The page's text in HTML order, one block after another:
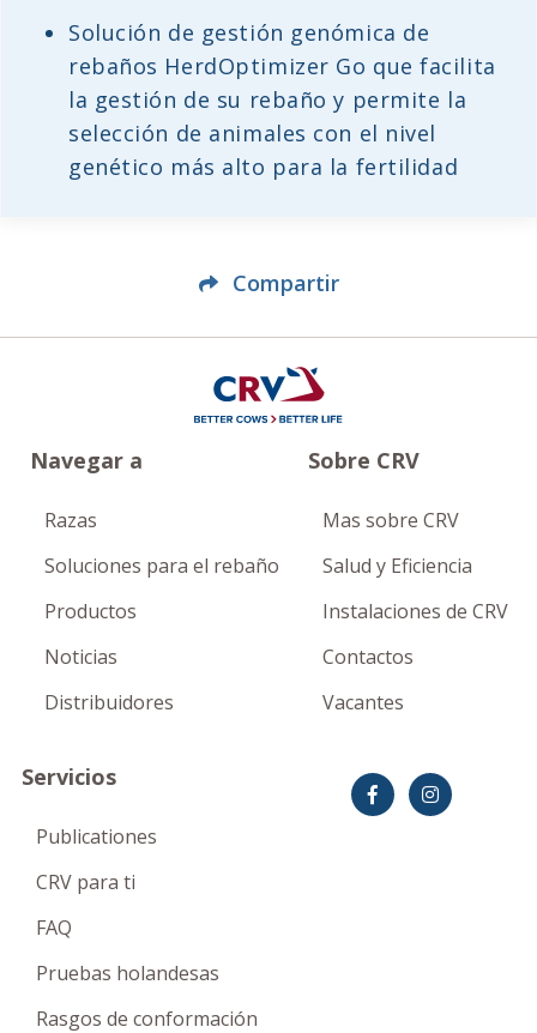
Solución de gestión genómica de
rebaños HerdOptimizer Go que facilita
la gestión de su rebaño y permite la
selección de animales con el nivel
genético más alto para la fertilidad
Compartir
Navegar a
Razas
Soluciones para el rebaño
Productos
Noticias
Distribuidores
Sobre CRV
Mas sobre CRV
Salud y Eficiencia
Instalaciones de CRV
Contactos
Vacantes
Servicios
Publicationes
CRV para ti
FAQ
Pruebas holandesas
Rasgos de conformación